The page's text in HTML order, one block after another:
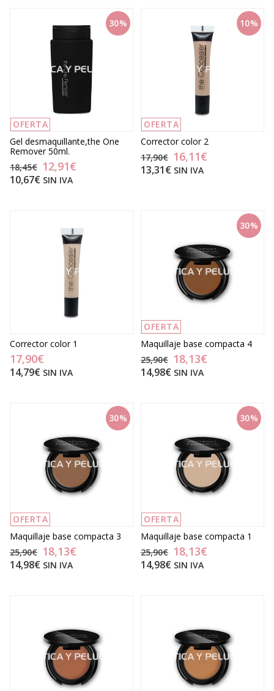
30%
OFERTA
Gel desmaquillante,the One
Remover 50ml.
18,45€ 12,91€
10,67€ SIN IVA
10%
OFERTA
Corrector color 2
17,90€ 16,11€
13,31€ SIN IVA
Corrector color 1
17,90€
14,79€ SIN IVA
30%
OFERTA
Maquillaje base compacta 4
25,90€ 18,13€
14,98€ SIN IVA
30%
OFERTA
Maquillaje base compacta 3
25,90€ 18,13€
14,98€ SIN IVA
30%
OFERTA
Maquillaje base compacta 1
25,90€ 18,13€
14,98€ SIN IVA